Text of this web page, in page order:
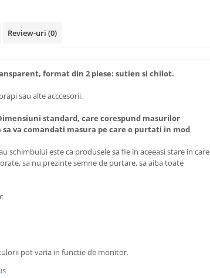
Review-uri (0)
format din 2 piese: sutien si chilot.
sau alte acccesorii.
standard, care corespund masurilor
va comandati masura pe care o purtati in mod
schimbului este ca produsele sa fie in aceeasi stare in care
sa nu prezinte semne de purtare, sa aiba toate
pot varia in functie de monitor.